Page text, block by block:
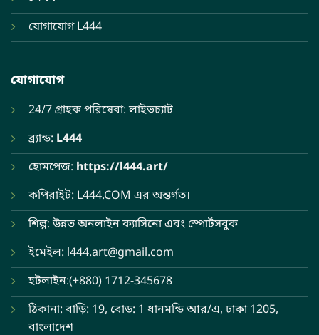
যোগাযোগ L444
যোগাযোগ
24/7 গ্রাহক পরিষেবা: লাইভচ্যাট
ব্র্যান্ড: L444
হোমপেজ: https://l444.art/
কপিরাইট: L444.COM এর অন্তর্গত।
শিল্প: উন্নত অনলাইন ক্যাসিনো এবং স্পোর্টসবুক
ইমেইল: l444.art@gmail.com
হটলাইন:(+880) 1712-345678
ঠিকানা: বাড়ি: 19, বোড: 1 ধানমন্ডি আর/এ, ঢাকা 1205,
বাংলাদেশ